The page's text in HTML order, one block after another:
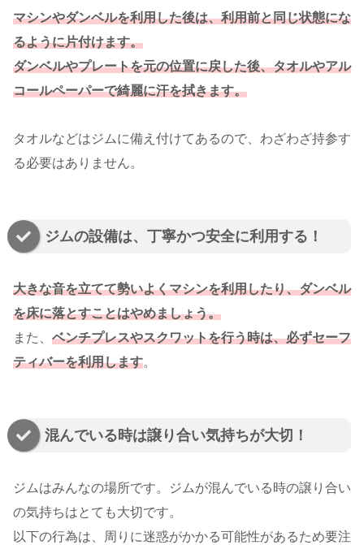
マシンやダンベルを利用した後は、利用前と同じ状態にな
るように片付けます。
ダンベルやプレートを元の位置に戻した後、タオルやアル
コールペーパーで綺麗に汗を拭きます。
タオルなどはジムに備え付けてあるので、わざわざ持参す
る必要はありません。
ジムの設備は、丁寧かつ安全に利用する！
大きな音を立てて勢いよくマシンを利用したり、ダンベル
を床に落とすことはやめましょう。
また、 ベンチプレスやスクワットを行う時は、必ずセーフ
ティバーを利用します。
混んでいる時は譲り合い気持ちが大切！
ジムはみんなの場所です。ジムが混んでいる時の譲り合い
の気持ちはとても大切です。
以下の行為は、周りに迷惑がかかる可能性があるため要注